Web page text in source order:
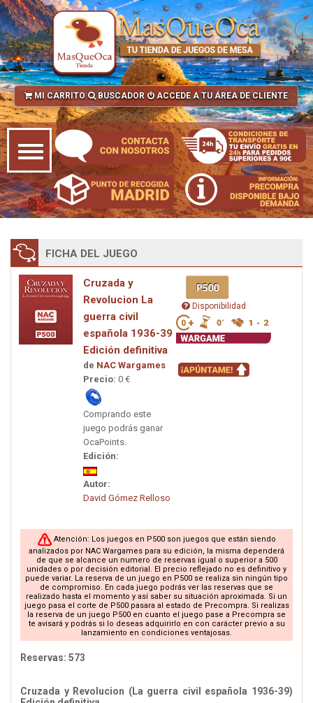
MI CARRITO BUSCADOR ACCEDE A TU ÁREA DE CLIENTE
FICHA DEL JUEGO
Cruzada y
Revolucion La
guerra civil
española 1936-39
Edición definitiva
de NAC Wargames
Precio: 0 €
Comprando este
juego podrás ganar
OcaPoints.
Edición:
Autor:
David Gómez Relloso
Disponibilidad
Atención: Los juegos en P500 son juegos que están siendo
analizados por NAC Wargames para su edición, la misma dependerá
de que se alcance un numero de reservas igual o superior a 500
unidades o por decisión editorial. El precio reflejado no es definitivo y
puede variar. La reserva de un juego en P500 se realiza sin ningún tipo
de compromiso. En cada juego podrás ver las reservas que se
realizado hasta el momento y así saber su situación aproximada. Si un
juego pasa el corte de P500 pasara al estado de Precompra. Si realizas
la reserva de un juego P500 en cuanto el juego pase a Precompra se
te avisará y podrás si lo deseas adquirirlo en con carácter previo a su
lanzamiento en condiciones ventajosas.
Reservas: 573
Cruzada y Revolucion (La guerra civil española 1936-39)